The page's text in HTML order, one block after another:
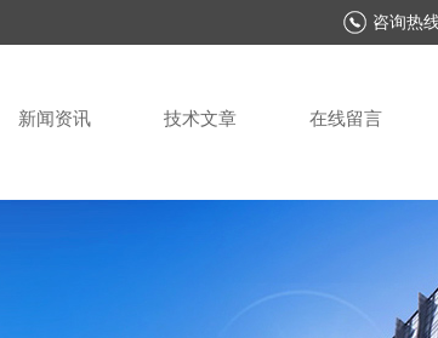
咨询热线
新闻资讯 技术文章 在线留言